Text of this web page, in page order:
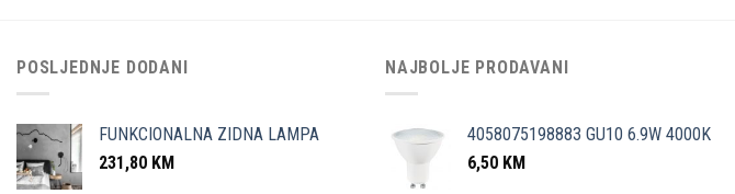
POSLJEDNJE DODANI
FUNKCIONALNA ZIDNA LAMPA
231,80 KM
NAJBOLJE PRODAVANI
4058075198883 GU10 6.9W 4000K
6,50 KM